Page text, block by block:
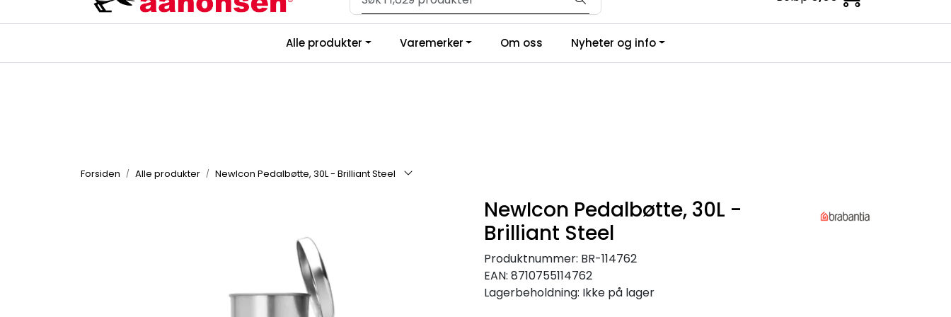
Skip to main content Velkommen til vår forhandlerportal
Alle produkter Varemerker Om oss Nyheter og info
Forsiden Alle produkter NewIcon Pedalbøtte, 30L - Brilliant Steel
NewIcon Pedalbøtte, 30L -
Brilliant Steel
Produktnummer: BR-114762
EAN: 8710755114762
Lagerbeholdning: Ikke på lager